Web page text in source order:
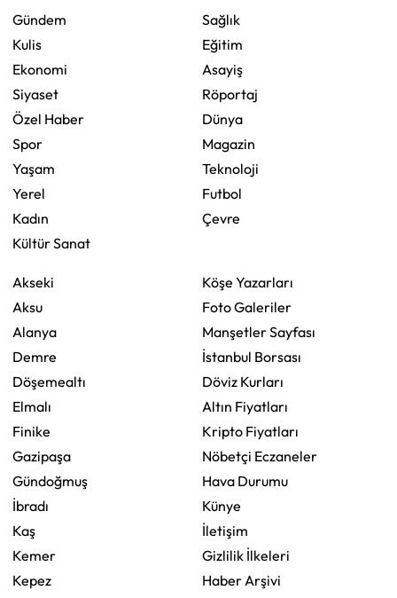
Gündem
Kulis
Ekonomi
Siyaset
Özel Haber
Spor
Yaşam
Yerel
Kadın
Kültür Sanat
Sağlık
Eğitim
Asayiş
Röportaj
Dünya
Magazin
Teknoloji
Futbol
Çevre
Akseki
Aksu
Alanya
Demre
Döşemealtı
Elmalı
Finike
Gazipaşa
Gündoğmuş
İbradı
Kaş
Kemer
Kepez
Köşe Yazarları
Foto Galeriler
Manşetler Sayfası
İstanbul Borsası
Döviz Kurları
Altın Fiyatları
Kripto Fiyatları
Nöbetçi Eczaneler
Hava Durumu
Künye
İletişim
Gizlilik İlkeleri
Haber Arşivi